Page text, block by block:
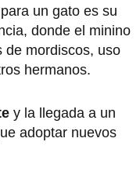
un gato es su
donde el minino
de mordiscos, uso
hermanos.
y la llegada a un
adoptar nuevos